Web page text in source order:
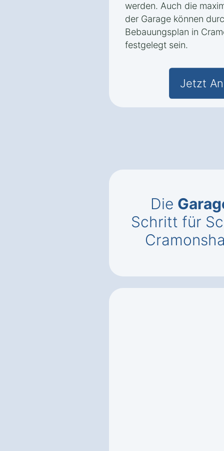
werden. Auch die
der Garage können
Bebauungsplan in
festgelegt sein.
Jetzt
Die
Schritt für